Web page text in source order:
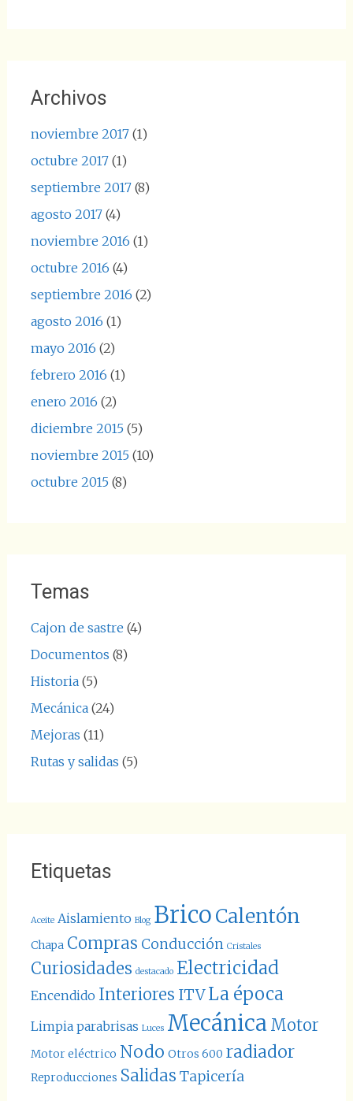
Archivos
noviembre 2017(1)
octubre 2017(1)
septiembre 2017(8)
agosto 2017(4)
noviembre 2016 (1)
octubre 2016 (4)
septiembre 2016 (2)
agosto 2016 (1)
mayo 2016 (2)
febrero 2016 (1)
enero 2016 (2)
diciembre 2015(5)
noviembre 2015(10)
octubre 2015(8)
Temas
Cajon de sastre (4)
Documentos (8)
Historia(5)
Mecánica(24)
Mejoras (11)
Rutas y salidas (5)
Etiquetas
Aceite Aislamiento Blog BricoCalentón
Chapa Compras Conducción Cristales
Curiosidades destacado Electricidad
Encendido Interiores ITV La época
Limpia parabrisas Luces MecánicaMotor
Motor eléctrico Nodo Otros 600 radiador
Reproducciones Salidas Tapicería